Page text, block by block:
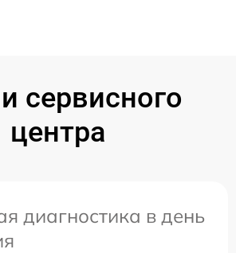
сервисного
центра
диагностика в день